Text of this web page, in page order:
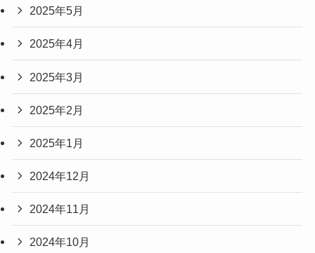
2025年5月
2025年4月
2025年3月
2025年2月
2025年1月
2024年12月
2024年11月
2024年10月